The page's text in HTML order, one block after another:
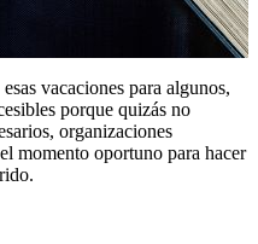
vacaciones para algunos,
porque quizás no
organizaciones
momento oportuno para hacer